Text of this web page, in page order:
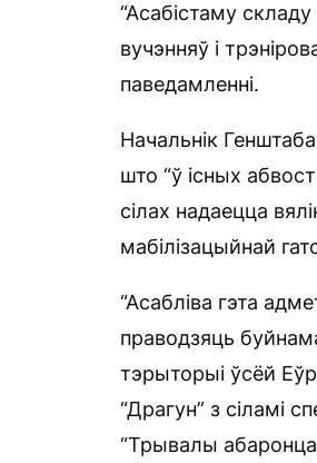
“Асабістаму
вучэнняў і
паведамленні.
Начальнік
што “ў існых
сілах надаецца
мабілізацыйнай
“Асабліва гэта
праводзяць
тэрыторыі ўсёй
“Драгун” з сіламі
“Трывалы